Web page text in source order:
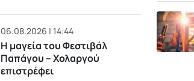
06.08.2026 | 14:44
Η μαγεία του Φεστιβάλ
Παπάγου – Χολαργού
επιστρέφει